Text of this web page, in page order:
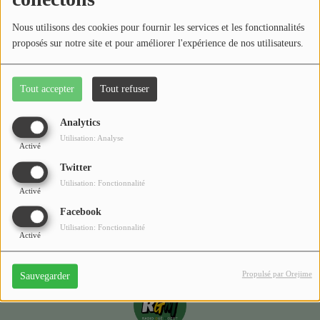
Nous utilisons des cookies pour fournir les services et les fonctionnalités
proposés sur notre site et pour améliorer l'expérience de nos utilisateurs.
Tout accepter Tout refuser
Analytics
Activé
Utilisation: Analyse
Twitter
Activé
Utilisation: Fonctionnalité
Facebook
Activé
Utilisation: Fonctionnalité
Sauvegarder Propulsé par Orejime
Médias
Podcasts
Photos
Dédicaces
Jeux Concours
Contact
Oups, vous avez
rencontré une erreur.